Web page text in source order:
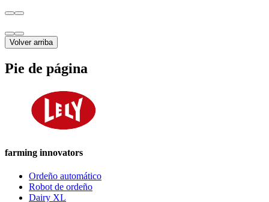
Volver arriba
Pie de página
farming innovators
Ordeño automático
Robot de ordeño
Dairy XL